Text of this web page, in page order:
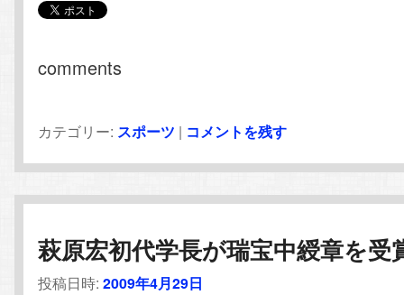
comments
カテゴリー: スポーツ | コメントを残す
萩原宏初代学長が瑞宝中綬章を受
投稿日時:2009年4月29日